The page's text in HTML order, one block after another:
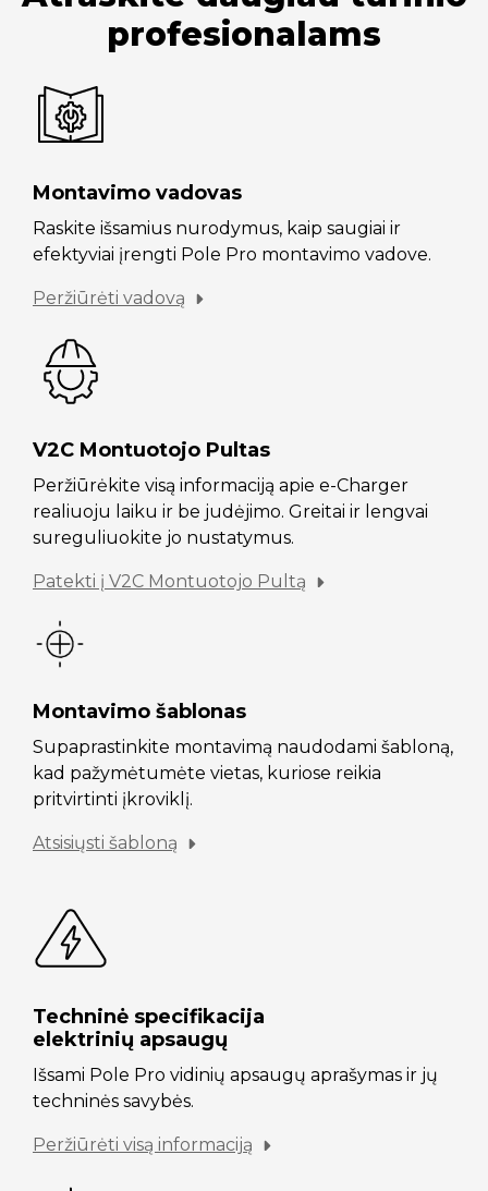
profesionalams
Montavimo vadovas
Raskite išsamius nurodymus, kaip saugiai ir
efektyviai įrengti Pole Pro montavimo vadove.
Peržiūrėti vadovą
V2C Montuotojo Pultas
Peržiūrėkite visą informaciją apie e-Charger
realiuoju laiku ir be judėjimo. Greitai ir lengvai
sureguliuokite jo nustatymus.
Patekti į V2C Montuotojo Pultą
Montavimo šablonas
Supaprastinkite montavimą naudodami šabloną,
kad pažymėtumėte vietas, kuriose reikia
pritvirtinti įkroviklį.
Atsisiųsti šabloną
Techninė specifikacija
elektrinių apsaugų
Išsami Pole Pro vidinių apsaugų aprašymas ir jų
techninės savybės.
Peržiūrėti visą informaciją